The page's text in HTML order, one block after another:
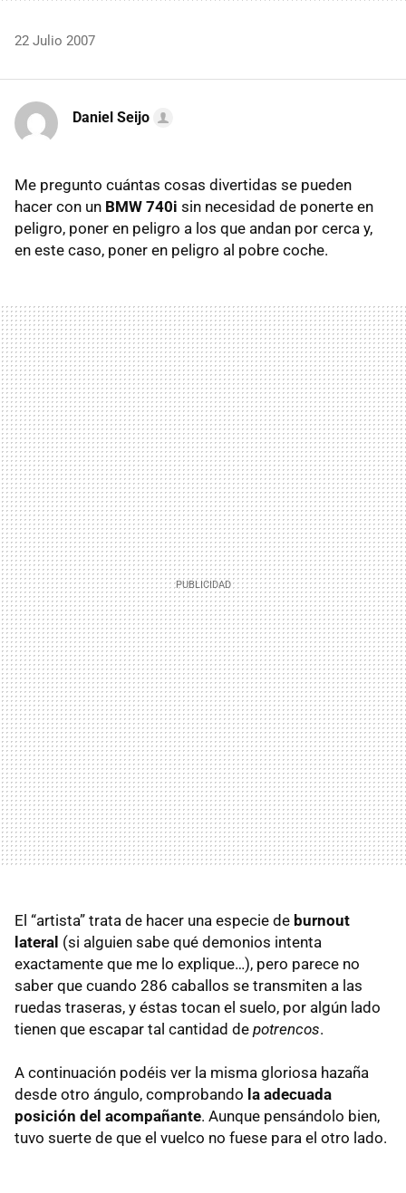
22 Julio 2007
Daniel Seijo
Me pregunto cuántas cosas divertidas se pueden
hacer con un BMW 740i sin necesidad de ponerte en
peligro, poner en peligro a los que andan por cerca y,
en este caso, poner en peligro al pobre coche.
El “artista” trata de hacer una especie de burnout
lateral (si alguien sabe qué demonios intenta
exactamente que me lo explique…), pero parece no
saber que cuando 286 caballos se transmiten a las
ruedas traseras, y éstas tocan el suelo, por algún lado
tienen que escapar tal cantidad de potrencos.
A continuación podéis ver la misma gloriosa hazaña
desde otro ángulo, comprobando la adecuada
posición del acompañante. Aunque pensándolo bien,
tuvo suerte de que el vuelco no fuese para el otro lado.